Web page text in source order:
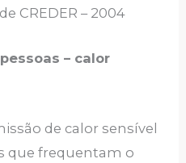
CREDER – 2004
– calor
de calor sensível
que frequentam o